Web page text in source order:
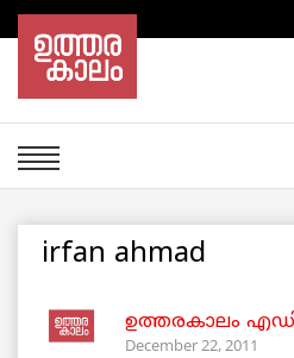
irfan ahmad
ഉത്തരകാലം
December 22, 2011